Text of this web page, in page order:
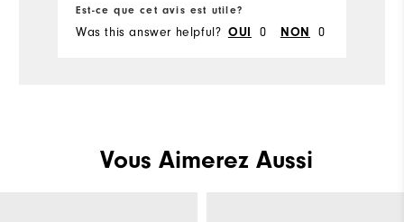
Est-ce que cet avis est utile?
Was this answer helpful? OUI 0 NON 0
Vous Aimerez Aussi